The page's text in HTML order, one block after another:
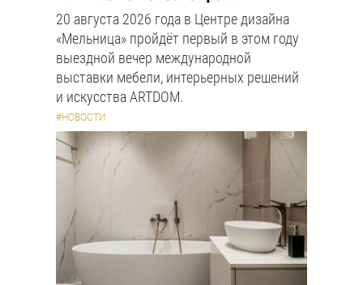
20 августа 2026 года в Центре дизайна
«Мельница» пройдёт первый в этом году
выездной вечер международной
выставки мебели, интерьерных решений
и искусства ARTDOM.
#НОВОСТИ